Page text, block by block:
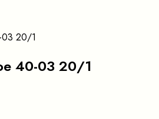
03 20/1
40-03 20/1